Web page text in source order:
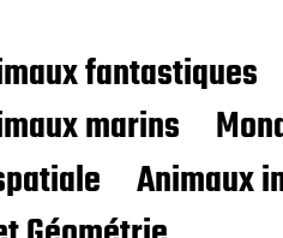
fantastiques
marins
Animaux